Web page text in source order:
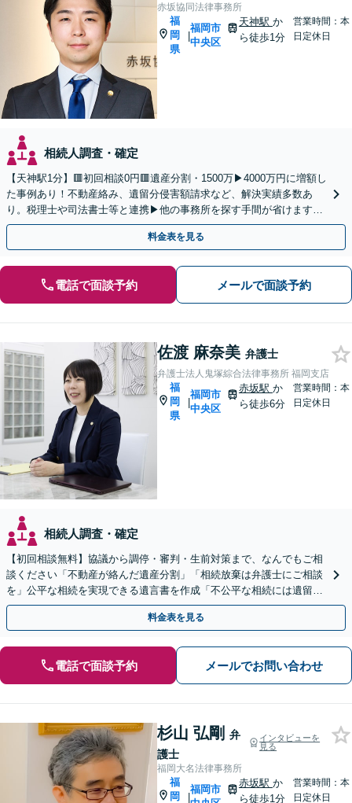
赤坂協同法律事務所
福
岡
県
|
福岡市
中央区
天神駅 か
ら徒歩1分
営業時間：本
日定休日
相続人調査・確定
【天神駅1分】🟥初回相談0円🟥遺産分割・1500万▶4000万円に増額し
た事例あり！不動産絡み、遺留分侵害額請求など、解決実績多数あ
り。税理士や司法書士等と連携▶他の事務所を探す手間が省けます！
不動産会社と連携し無料査定&財産調査も◎
料金表を見る
電話で面談予約 メールで面談予約
佐渡 麻奈美 弁護士
弁護士法人鬼塚綜合法律事務所 福岡支店
福
岡
県
|
福岡市
中央区
赤坂駅 か
ら徒歩6分
営業時間：本
日定休日
相続人調査・確定
【初回相談無料】協議から調停・審判・生前対策まで、なんでもご相
談ください「不動産が絡んだ遺産分割」「相続放棄は弁護士にご相談
を」公平な相続を実現できる遺言書を作成「不公平な相続には遺留分
侵害額請求が有効」【夜間・休日相談可】【完全個室相談】
料金表を見る
電話で面談予約 メールでお問い合わせ
杉山 弘剛 弁
護士
インタビューを
見る
福岡大名法律事務所
福
岡
|
福岡市
赤坂駅 か
ら徒歩1分
営業時間：本
日定休日